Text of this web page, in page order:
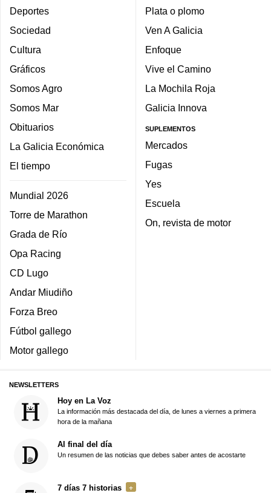
Deportes
Sociedad
Cultura
Gráficos
Somos Agro
Somos Mar
Obituarios
La Galicia Económica
El tiempo
Mundial 2026
Torre de Marathon
Grada de Río
Opa Racing
CD Lugo
Andar Miudiño
Forza Breo
Fútbol gallego
Motor gallego
Plata o plomo
Ven A Galicia
Enfoque
Vive el Camino
La Mochila Roja
Galicia Innova
SUPLEMENTOS
Mercados
Fugas
Yes
Escuela
On, revista de motor
NEWSLETTERS
Hoy en La Voz
La información más destacada del día, de lunes a viernes a primera
hora de la mañana
Al final del día
Un resumen de las noticias que debes saber antes de acostarte
7 días 7 historias